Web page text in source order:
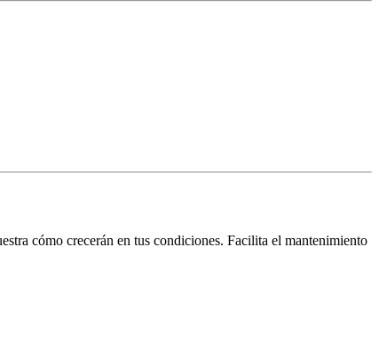
cómo crecerán en tus condiciones. Facilita el mantenimiento